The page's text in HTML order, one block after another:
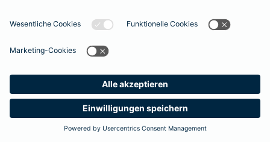
Suche Produkte
Barmenia